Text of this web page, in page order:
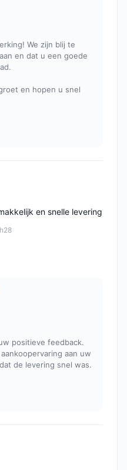
We zijn blij te
en dat u een goede
en hopen u snel
en snelle levering
positieve feedback.
aan uw
de levering snel was.